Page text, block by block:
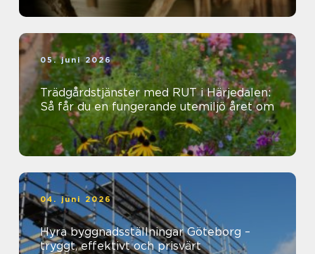
05. juni 2026
Trädgårdstjänster med RUT i Härjedalen:
Så får du en fungerande utemiljö året om
04. juni 2026
Hyra byggnadsställningar Göteborg –
tryggt, effektivt och prisvärt